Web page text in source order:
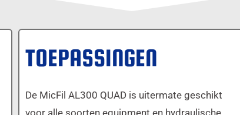
TOEPASSINGEN
De MicFil AL300 QUAD is uitermate geschikt